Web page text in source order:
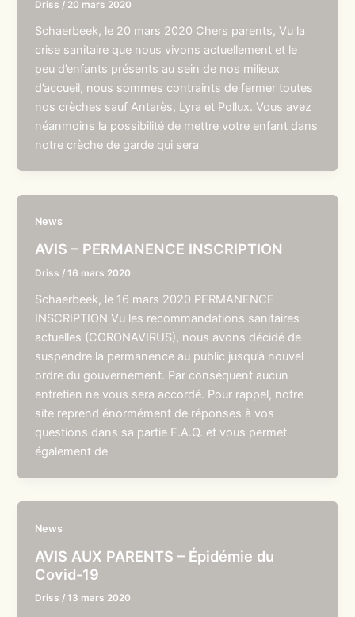
Driss / 20 mars 2020
Schaerbeek, le 20 mars 2020 Chers parents, Vu la
crise sanitaire que nous vivons actuellement et le
peu d’enfants présents au sein de nos milieux
d’accueil, nous sommes contraints de fermer toutes
nos crèches sauf Antarès, Lyra et Pollux. Vous avez
néanmoins la possibilité de mettre votre enfant dans
notre crèche de garde qui sera
News
AVIS – PERMANENCE INSCRIPTION
Driss /16 mars 2020
Schaerbeek, le 16 mars 2020 PERMANENCE
INSCRIPTION Vu les recommandations sanitaires
actuelles (CORONAVIRUS), nous avons décidé de
suspendre la permanence au public jusqu’à nouvel
ordre du gouvernement. Par conséquent aucun
entretien ne vous sera accordé. Pour rappel, notre
site reprend énormément de réponses à vos
questions dans sa partie F.A.Q. et vous permet
également de
News
AVIS AUX PARENTS – Épidémie du
Covid-19
Driss /13 mars 2020